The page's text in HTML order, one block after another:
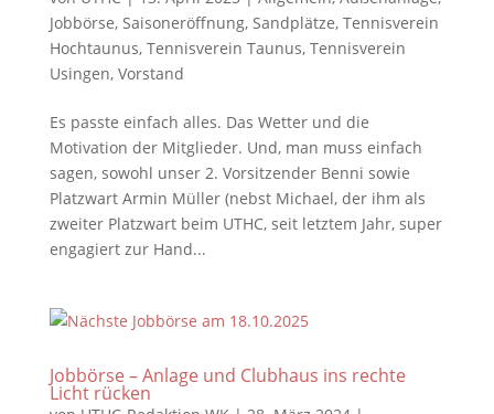
Jobbörse, Saisoneröffnung, Sandplätze, Tennisverein
Hochtaunus, Tennisverein Taunus, Tennisverein
Usingen, Vorstand
Es passte einfach alles. Das Wetter und die
Motivation der Mitglieder. Und, man muss einfach
sagen, sowohl unser 2. Vorsitzender Benni sowie
Platzwart Armin Müller (nebst Michael, der ihm als
zweiter Platzwart beim UTHC, seit letztem Jahr, super
engagiert zur Hand...
Jobbörse – Anlage und Clubhaus ins rechte
Licht rücken